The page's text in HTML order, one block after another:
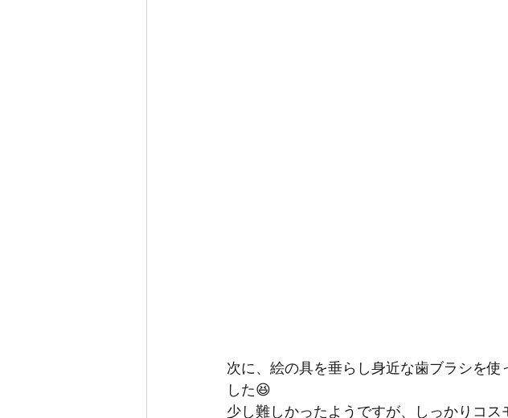
次に、絵の具を垂らし身近な歯ブラシを
した😆
少し難しかったようですが、しっかりコ